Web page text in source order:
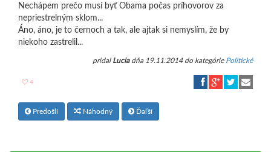
Nechápem prečo musí byť Obama počas príhovorov za
nepriestrelným sklom...
Áno, áno, je to černoch a tak, ale ajtak si nemyslím, že by
niekoho zastrelil...
pridal Luciadňa 19.11.2014 do kategórie Politické
4
Predošlí Náhodný Ďaľší